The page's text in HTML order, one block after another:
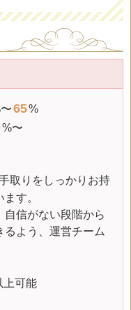
65%
%〜
取りをしっかりお持
す。
自信がない段階から
るよう、運営チーム
上可能